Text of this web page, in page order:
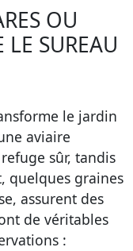
OU
LE SUREAU
le jardin
aviaire
sûr, tandis
quelques graines
assurent des
de véritables
: